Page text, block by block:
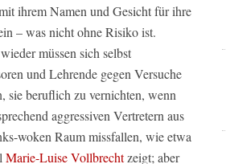
ihrem Namen und Gesicht für ihre
– was nicht ohne Risiko ist.
müssen sich selbst
und Lehrende gegen Versuche
sie beruflich zu vernichten, wenn
aggressiven Vertretern aus
woken Raum missfallen, wie etwa
Marie-Luise Vollbrechtzeigt; aber